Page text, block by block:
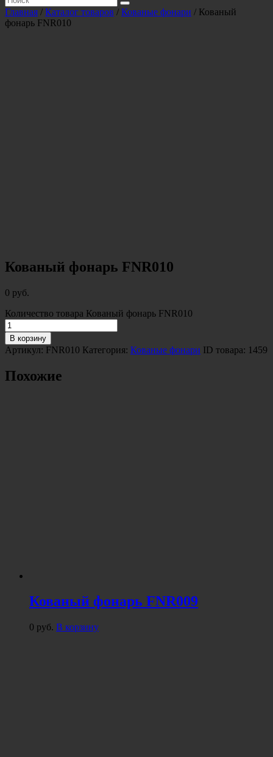
Главная / Каталог товаров / Кованые фонари / Кованый
фонарь FNR010
Кованый фонарь FNR010
0 руб.
Количество товара Кованый фонарь FNR010
В корзину
Артикул: FNR010 Категория: Кованые фонари ID товара: 1459
Похожие
Кованый фонарь FNR009
0 руб. В корзину